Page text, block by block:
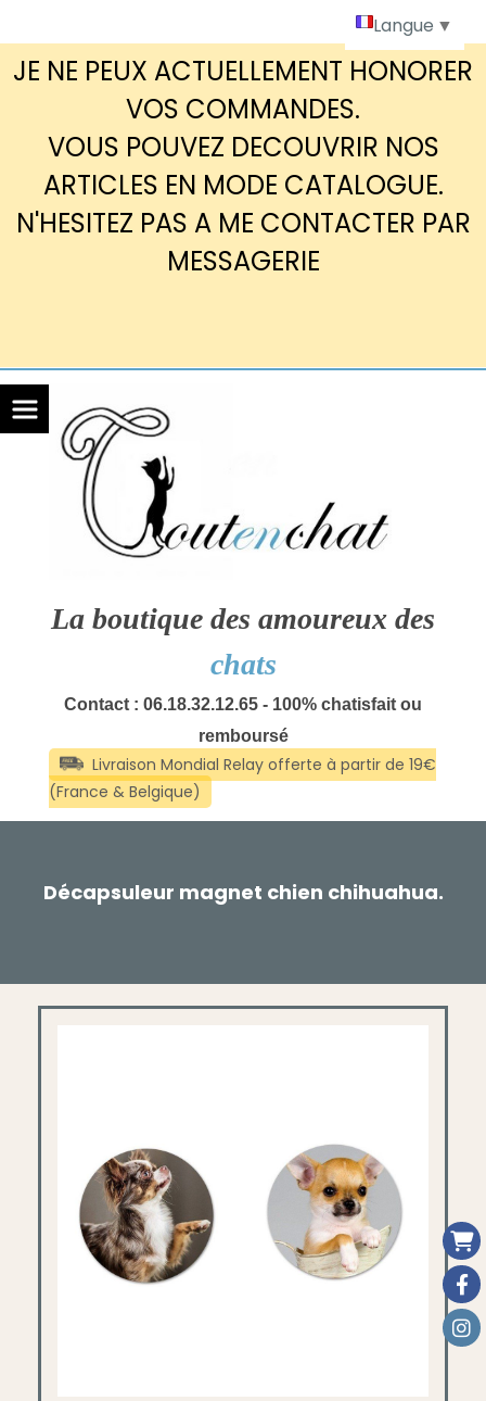
JE NE PEUX ACTUELLEMENT HONORER
VOS COMMANDES.
VOUS POUVEZ DECOUVRIR NOS
ARTICLES EN MODE CATALOGUE.
N'HESITEZ PAS A ME CONTACTER PAR
MESSAGERIE
La boutique des amoureux des
chats
Contact : 06.18.32.12.65 - 100% chatisfait ou
remboursé
Décapsuleur magnet chien chihuahua.
Langue ▼